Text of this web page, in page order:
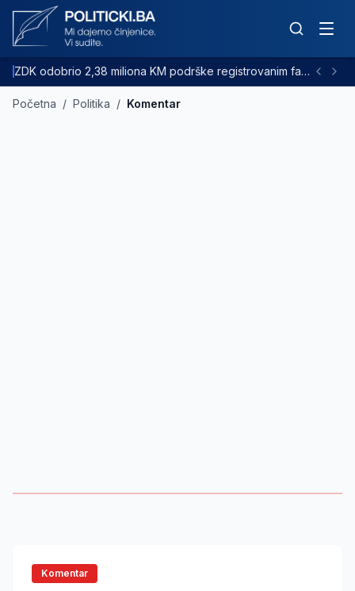
ZDK odobrio 2,38 miliona KM podrške registrovanim farmama goveda
Početna / Politika / Komentar
Komentar